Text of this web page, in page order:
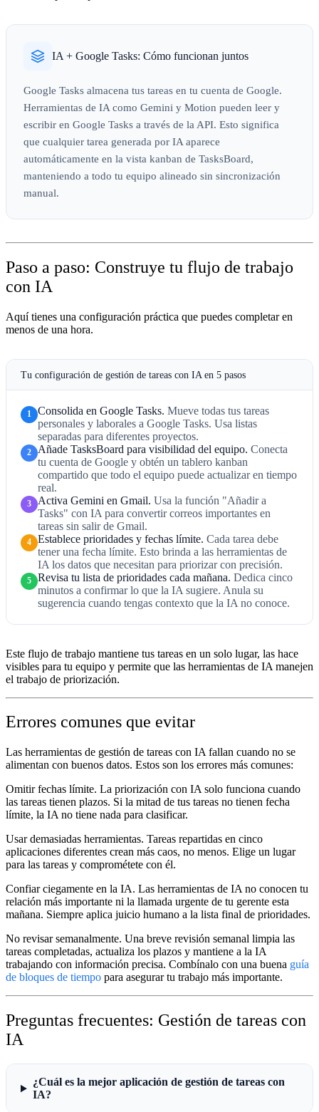
IA + Google Tasks: Cómo funcionan juntos
Google Tasks almacena tus tareas en tu cuenta de Google.
Herramientas de IA como Gemini y Motion pueden leer y
escribir en Google Tasks a través de la API. Esto significa
que cualquier tarea generada por IA aparece
automáticamente en la vista kanban de TasksBoard,
manteniendo a todo tu equipo alineado sin sincronización
manual.
Paso a paso: Construye tu flujo de trabajo
con IA
Aquí tienes una configuración práctica que puedes completar en
menos de una hora.
Tu configuración de gestión de tareas con IA en 5 pasos
1 Consolida en Google Tasks. Mueve todas tus tareas
personales y laborales a Google Tasks. Usa listas
separadas para diferentes proyectos.
2 Añade TasksBoard para visibilidad del equipo. Conecta
tu cuenta de Google y obtén un tablero kanban
compartido que todo el equipo puede actualizar en tiempo
real.
3 Activa Gemini en Gmail. Usa la función "Añadir a
Tasks" con IA para convertir correos importantes en
tareas sin salir de Gmail.
4 Establece prioridades y fechas límite. Cada tarea debe
tener una fecha límite. Esto brinda a las herramientas de
IA los datos que necesitan para priorizar con precisión.
5 Revisa tu lista de prioridades cada mañana. Dedica cinco
minutos a confirmar lo que la IA sugiere. Anula su
sugerencia cuando tengas contexto que la IA no conoce.
Este flujo de trabajo mantiene tus tareas en un solo lugar, las hace
visibles para tu equipo y permite que las herramientas de IA manejen
el trabajo de priorización.
Errores comunes que evitar
Las herramientas de gestión de tareas con IA fallan cuando no se
alimentan con buenos datos. Estos son los errores más comunes:
Omitir fechas límite. La priorización con IA solo funciona cuando
las tareas tienen plazos. Si la mitad de tus tareas no tienen fecha
límite, la IA no tiene nada para clasificar.
Usar demasiadas herramientas. Tareas repartidas en cinco
aplicaciones diferentes crean más caos, no menos. Elige un lugar
para las tareas y comprométete con él.
Confiar ciegamente en la IA. Las herramientas de IA no conocen tu
relación más importante ni la llamada urgente de tu gerente esta
mañana. Siempre aplica juicio humano a la lista final de prioridades.
No revisar semanalmente. Una breve revisión semanal limpia las
tareas completadas, actualiza los plazos y mantiene a la IA
trabajando con información precisa. Combínalo con una buena guía
de bloques de tiempo para asegurar tu trabajo más importante.
Preguntas frecuentes: Gestión de tareas con
IA
¿Cuál es la mejor aplicación de gestión de tareas con
IA?